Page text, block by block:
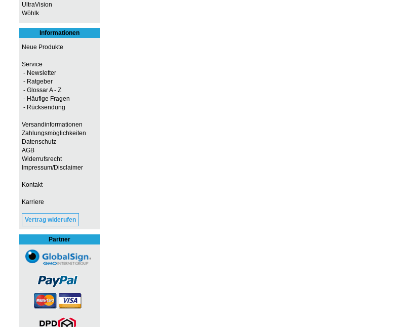
UltraVision
Wöhlk
Informationen
Neue Produkte
Service
- Newsletter
- Ratgeber
- Glossar A - Z
- Häufige Fragen
- Rücksendung
Versandinformationen
Zahlungsmöglichkeiten
Datenschutz
AGB
Widerrufsrecht
Impressum/Disclaimer
Kontakt
Karriere
Vertrag widerufen
Partner